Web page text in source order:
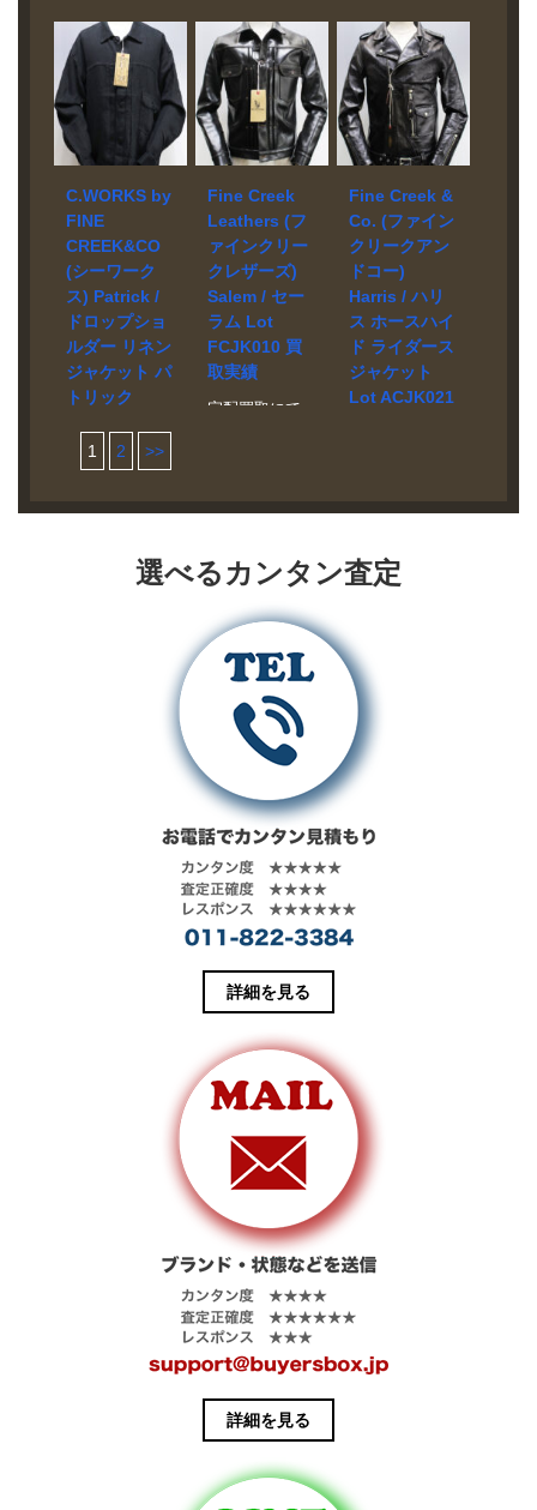
リミテッドエ
ディションモ
デル。史上初
となる大西洋
単独無着陸飛
行を達成した
行家「Charles
Lindbergh」が
「Leather
Togs」にオー
ダーしたとい
う設定で製作
された一着で
す。マテリア
ルにはワピチ
(アカジカの種
あった革を2.6
ｍｍ程度まで
用。フルベジ
ンの芯通しで
仕上げ、シボ
ニット（モヘ
ア70%・ナイ
ロン30%）を
使用したクル
ーネックセー
ター。 シルエ
ットはゆった
りとしたサイ
ズ感に仕上げ
られていま
す。
テッドエディ
ションモデ
ル。 マテリア
ルにはワピチ
(アカジカの種
類)5ｍｍ厚以上
の革を2.5ｍｍ
以上に漉いた
革を使用。フ
ルベジタブル
タンニンの芯
通しで仕上
げ、シボ感も
あり着ごたえ
のあるジャケ
ットに仕上が
っています。
宅配買取にて
お売り頂きま
した。 ブラン
ド Fine Creek
& Co. モデル
Bud Heavy
Weight Lot
ACJK015 買取
わせくださ
い。 状態 美品
BATES社のヴ
ィンテージレ
ーシングシャ
ツをモチーフ
に再構築した
ャケット レザ
ーは1.3mm厚
宅配買取にて
お売り頂きま
した。 ブラン
ド FINE
CREEK –
MOSSIR モデ
ル High Neck
Sweat “Eion”
買取相場 お問
い合わせくだ
さい。 状態 未
使用品 コーデ
ュラナイロン
糸と綿と合わ
見受けられる
タイプで、首
元は脱着し易
いスナップボ
理はテープ処
理が施されて
います。
宅配買取にて
お売り頂きま
した。 ブラン
ド C.WORKS
by FINE
CREEK&CO
モデル Henry /
LINEN WIDE
TROUSERS 買
取相場 お問い
合わせくださ
い。 状態 美品
股上が深く、
太もも部分は
ゆったりで、
裾にかけては
り、軽い着心
す。
C.WORKS by
FINE
CREEK&CO
(シーワーク
ス) Patrick /
ドロップショ
ルダー リネン
ジャケット パ
トリック
取実績
着。 生地はリ
Fine Creek
Leathers (フ
ァインクリー
クレザーズ)
Salem / セー
ラム Lot
FCJK010 買
取実績
宅配買取にて
相場 お問い合
わせくださ
い。 状態 未使
用品 Wrangler
のカウボーイ
ロデオジャケ
ットをモチー
フに、現代的
なシルエット
に仕上げたレ
ザージャケッ
ト。 マテリア
ルにはタンニ
ン渋鞣し・ア
ニリン仕上げ
の1.2mm厚ホ
ースハイド、
ングにはコッ
トン素材を使
す。
Fine Creek &
Co. (ファイン
クリークアン
ドコー)
Harris / ハリ
ス ホースハイ
ド ライダース
ジャケット
Lot ACJK021
Harris / Lot
JACKET 買取
相場 お問い合
わせくださ
い。 状態 未使
用品 BECK社
の名作ダブル
ライダース
作されたDポケ
ケット。 革は
フルベジタブ
1 2 >>
選べるカンタン査定
詳細を見る
詳細を見る